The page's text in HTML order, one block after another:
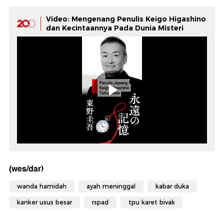
Video: Mengenang Penulis Keigo Higashino
dan Kecintaannya Pada Dunia Misteri
(wes/dar)
wanda hamidah ayah meninggal kabar duka
kanker usus besar rspad tpu karet bivak